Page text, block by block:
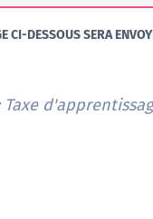
CI-DESSOUS SERA